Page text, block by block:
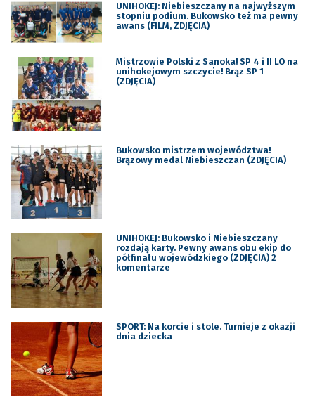
UNIHOKEJ: Niebieszczany na najwyższym
stopniu podium. Bukowsko też ma pewny
awans (FILM, ZDJĘCIA)
Mistrzowie Polski z Sanoka! SP 4 i II LO na
unihokejowym szczycie! Brąz SP 1
(ZDJĘCIA)
Bukowsko mistrzem województwa!
Brązowy medal Niebieszczan (ZDJĘCIA)
UNIHOKEJ: Bukowsko i Niebieszczany
rozdają karty. Pewny awans obu ekip do
półfinału wojewódzkiego (ZDJĘCIA) 2
komentarze
SPORT: Na korcie i stole. Turnieje z okazji
dnia dziecka